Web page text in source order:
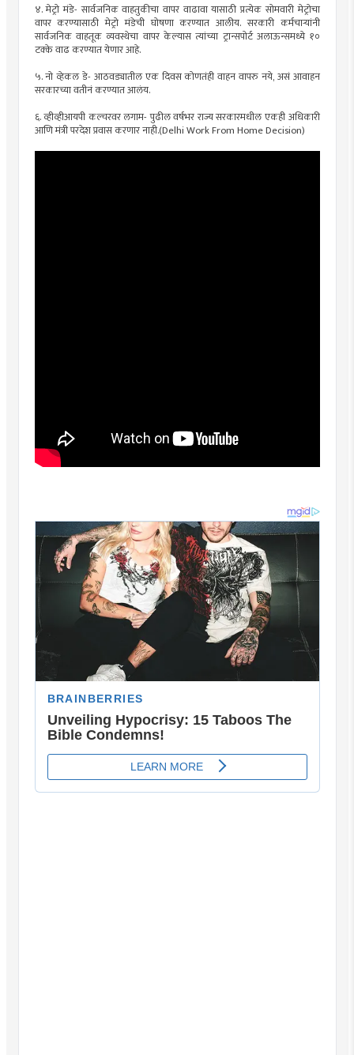
४. मेट्रो मंडे- सार्वजनिक वाहतुकीचा वापर वाढावा यासाठी प्रत्येक सोमवारी मेट्रोचा
वापर करण्यासाठी मेट्रो मंडेची घोषणा करण्यात आलीय. सरकारी कर्मचाऱ्यांनी
सार्वजनिक वाहतूक व्यवस्थेचा वापर केल्यास त्यांच्या ट्रान्सपोर्ट अलाऊन्समध्ये १०
टक्के वाढ करण्यात येणार आहे.
५. नो व्हेकल डे- आठवड्यातील एक दिवस कोणतंही वाहन वापरु नये, असं आवाहन
सरकारच्या वतीनं करण्यात आलंय.
६. व्हीव्हीआयपी कल्चरवर लगाम- पुढील वर्षभर राज्य सरकारमधील एकही अधिकारी
आणि मंत्री परदेश प्रवास करणार नाही.(Delhi Work From Home Decision)